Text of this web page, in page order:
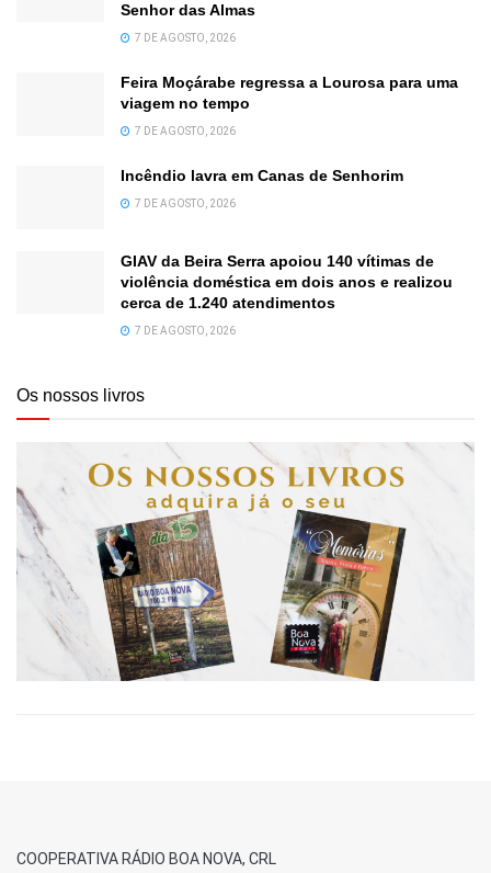
Senhor das Almas
7 DE AGOSTO, 2026
Feira Moçárabe regressa a Lourosa para uma
viagem no tempo
7 DE AGOSTO, 2026
Incêndio lavra em Canas de Senhorim
7 DE AGOSTO, 2026
GIAV da Beira Serra apoiou 140 vítimas de
violência doméstica em dois anos e realizou
cerca de 1.240 atendimentos
7 DE AGOSTO, 2026
Os nossos livros
COOPERATIVA RÁDIO BOA NOVA, CRL